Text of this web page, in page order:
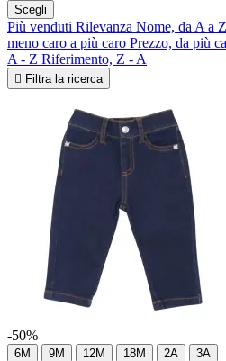
Scegli
Più venduti Rilevanza Nome, da A a Z
meno caro a più caro Prezzo, da più
A - Z Riferimento, Z - A
 Filtra la ricerca
-50%
6M 9M 12M 18M 2A 3A